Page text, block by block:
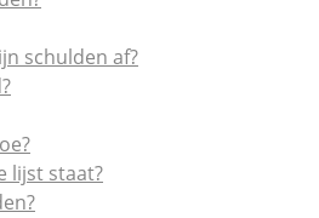
schulden af?
lijst staat?